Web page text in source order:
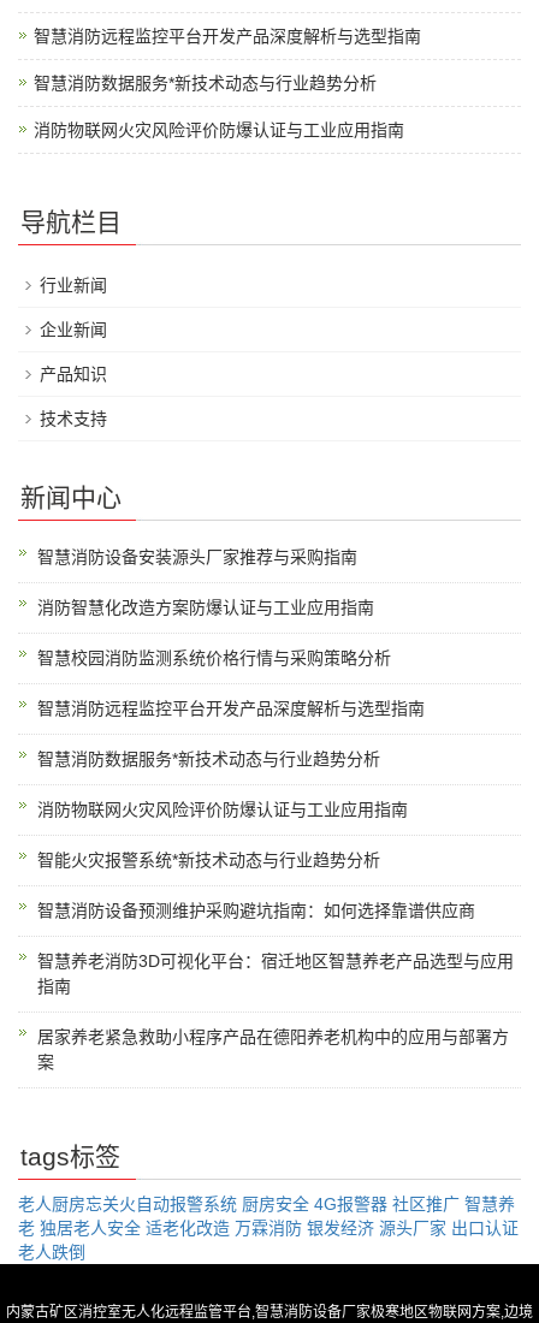
智慧消防远程监控平台开发产品深度解析与选型指南
智慧消防数据服务*新技术动态与行业趋势分析
消防物联网火灾风险评价防爆认证与工业应用指南
导航栏目
行业新闻
企业新闻
产品知识
技术支持
新闻中心
智慧消防设备安装源头厂家推荐与采购指南
消防智慧化改造方案防爆认证与工业应用指南
智慧校园消防监测系统价格行情与采购策略分析
智慧消防远程监控平台开发产品深度解析与选型指南
智慧消防数据服务*新技术动态与行业趋势分析
消防物联网火灾风险评价防爆认证与工业应用指南
智能火灾报警系统*新技术动态与行业趋势分析
智慧消防设备预测维护采购避坑指南：如何选择靠谱供应商
智慧养老消防3D可视化平台：宿迁地区智慧养老产品选型与应用
指南
居家养老紧急救助小程序产品在德阳养老机构中的应用与部署方
案
tags标签
老人厨房忘关火自动报警系统 厨房安全 4G报警器 社区推广 智慧养
老 独居老人安全 适老化改造 万霖消防 银发经济 源头厂家 出口认证
老人跌倒
内蒙古矿区消控室无人化远程监管平台,智慧消防设备厂家极寒地区物联网方案,边境